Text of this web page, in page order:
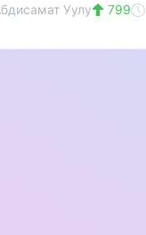
Уулу 799